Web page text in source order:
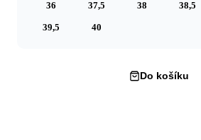
36 37,5 38 38,5
39,5 40
Do košíku